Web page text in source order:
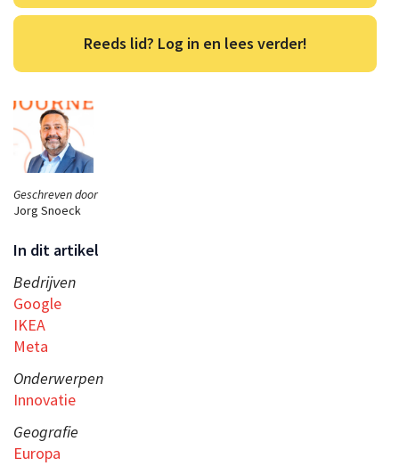
Geschreven door
Jorg Snoeck
In dit artikel
Bedrijven
Google
IKEA
Meta
Onderwerpen
Innovatie
Geografie
Europa
Reeds lid? Log in en lees verder!